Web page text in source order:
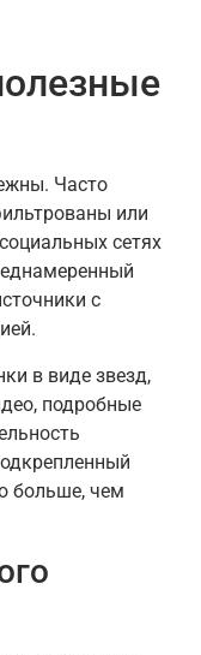
Часто
или
сетях
с
в виде звезд,
подробные
больше, чем